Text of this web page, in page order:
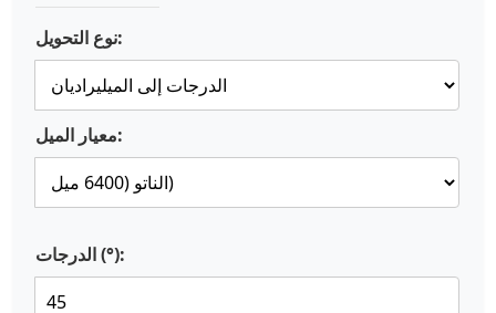
نوع التحويل:
معيار الميل:
الدرجات (°):